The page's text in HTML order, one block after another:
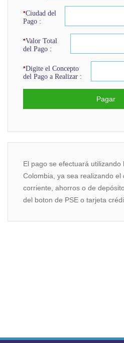
*Ciudad del
Pago :
*Valor Total
del Pago :
*Digite el Concepto
del Pago a Realizar :
El pago se efectuará utilizando
Colombia, ya sea realizando el
corriente, ahorros o de
del boton de PSE o tarjeta